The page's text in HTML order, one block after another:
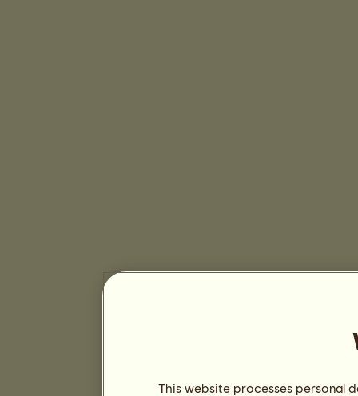
This website processes personal